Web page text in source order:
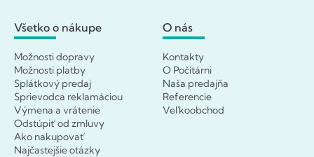
Všetko o nákupe
Možnosti dopravy
Možnosti platby
Splátkový predaj
Sprievodca reklamáciou
Výmena a vrátenie
Odstúpiť od zmluvy
Ako nakupovať
Najčastejšie otázky
O nás
Kontakty
O Počítárni
Naša predajňa
Referencie
Veľkoobchod